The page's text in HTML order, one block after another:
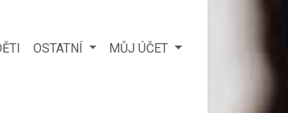
OSTATNÍ MŮJ ÚČET